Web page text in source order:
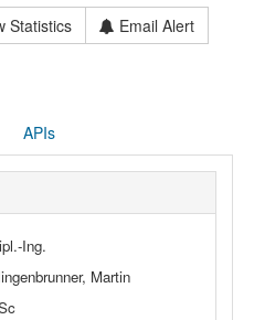
Statistics
Email Alert
APIs
Ing.
Martin